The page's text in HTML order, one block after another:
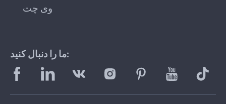
وی چت
ما را دنبال کنید: